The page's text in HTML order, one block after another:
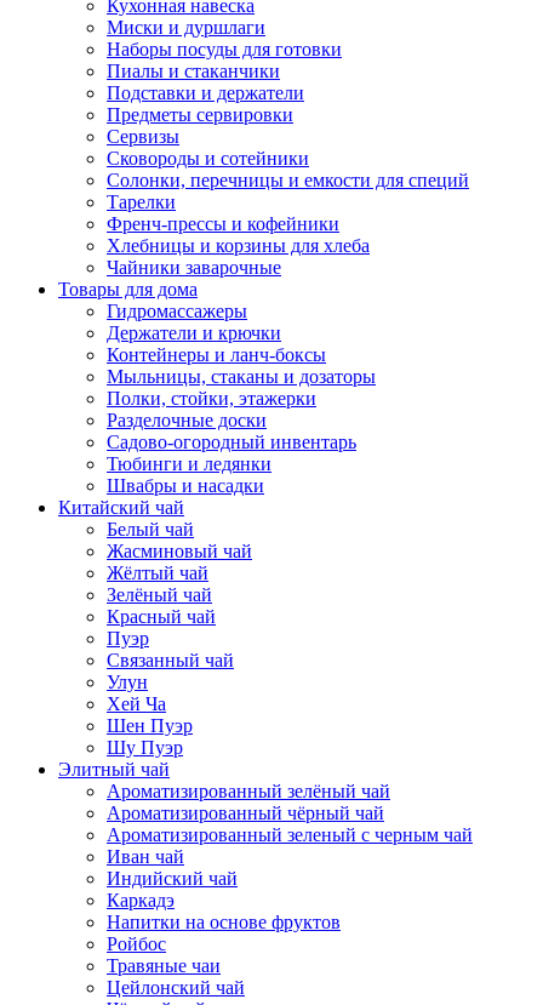
Кухонная навеска
Миски и дуршлаги
Наборы посуды для готовки
Пиалы и стаканчики
Подставки и держатели
Предметы сервировки
Сервизы
Сковороды и сотейники
Солонки, перечницы и емкости для специй
Тарелки
Френч-прессы и кофейники
Хлебницы и корзины для хлеба
Чайники заварочные
Товары для дома
Гидромассажеры
Держатели и крючки
Контейнеры и ланч-боксы
Мыльницы, стаканы и дозаторы
Полки, стойки, этажерки
Разделочные доски
Садово-огородный инвентарь
Тюбинги и ледянки
Швабры и насадки
Китайский чай
Белый чай
Жасминовый чай
Жёлтый чай
Зелёный чай
Красный чай
Пуэр
Связанный чай
Улун
Хей Ча
Шен Пуэр
Шу Пуэр
Элитный чай
Ароматизированный зелёный чай
Ароматизированный чёрный чай
Ароматизированный зеленый с черным чай
Иван чай
Индийский чай
Каркадэ
Напитки на основе фруктов
Ройбос
Травяные чаи
Цейлонский чай